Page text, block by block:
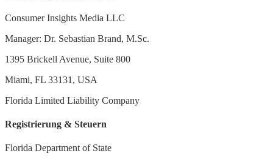
Consumer Insights Media LLC
Manager: Dr. Sebastian Brand, M.Sc.
1395 Brickell Avenue, Suite 800
Miami, FL 33131, USA
Florida Limited Liability Company
Registrierung & Steuern
Florida Department of State